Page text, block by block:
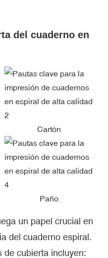
del cuaderno en
Cartón
Paño
un papel crucial en
del cuaderno espiral.
de cubierta incluyen: